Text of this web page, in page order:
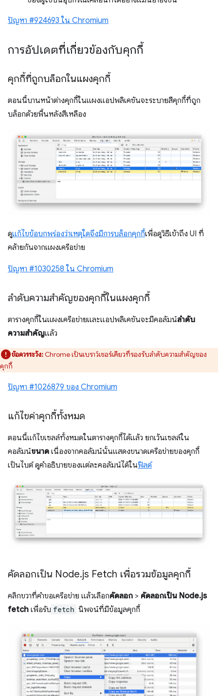
ปัญหา #924693 ใน Chromium
การอัปเดตที่เกี่ยวข้องกับคุกกี้
คุกกี้ที่ถูกบล็อกในแผงคุกกี้
ตอนนี้บานหน้าต่างคุกกี้ในแผงแอปพลิเคชันจะระบายสีคุกกี้ที่ถูก
บล็อกด้วยพื้นหลังสีเหลือง
ดูแก้ไขข้อบกพร่องว่าเหตุใดจึงมีการบล็อกคุกกี้เพื่อดูวิธีเข้าถึง UI ที่
คล้ายกันจากแผงเครือข่าย
ปัญหา #1030258 ใน Chromium
ลำดับความสำคัญของคุกกี้ในแผงคุกกี้
ตารางคุกกี้ในแผงเครือข่ายและแอปพลิเคชันจะมีคอลัมน์ลำดับ
ความสำคัญแล้ว
ข้อควรระวัง:Chrome เป็นเบราว์เซอร์เดียวที่รองรับลำดับความสำคัญของ
คุกกี้
ปัญหา #1026879 ของ Chromium
แก้ไขค่าคุกกี้ทั้งหมด
ตอนนี้แก้ไขเซลล์ทั้งหมดในตารางคุกกี้ได้แล้ว ยกเว้นเซลล์ใน
คอลัมน์ขนาด เนื่องจากคอลัมน์นั้นแสดงขนาดเครือข่ายของคุกกี้
เป็นไบต์ ดูคำอธิบายของแต่ละคอลัมน์ได้ในฟิลด์
คัดลอกเป็น Node.js Fetch เพื่อรวมข้อมูลคุกกี้
คลิกขวาที่คำขอเครือข่าย แล้วเลือกคัดลอก > คัดลอกเป็น Node.js
fetch เพื่อรับ fetch นิพจน์ที่มีข้อมูลคุกกี้